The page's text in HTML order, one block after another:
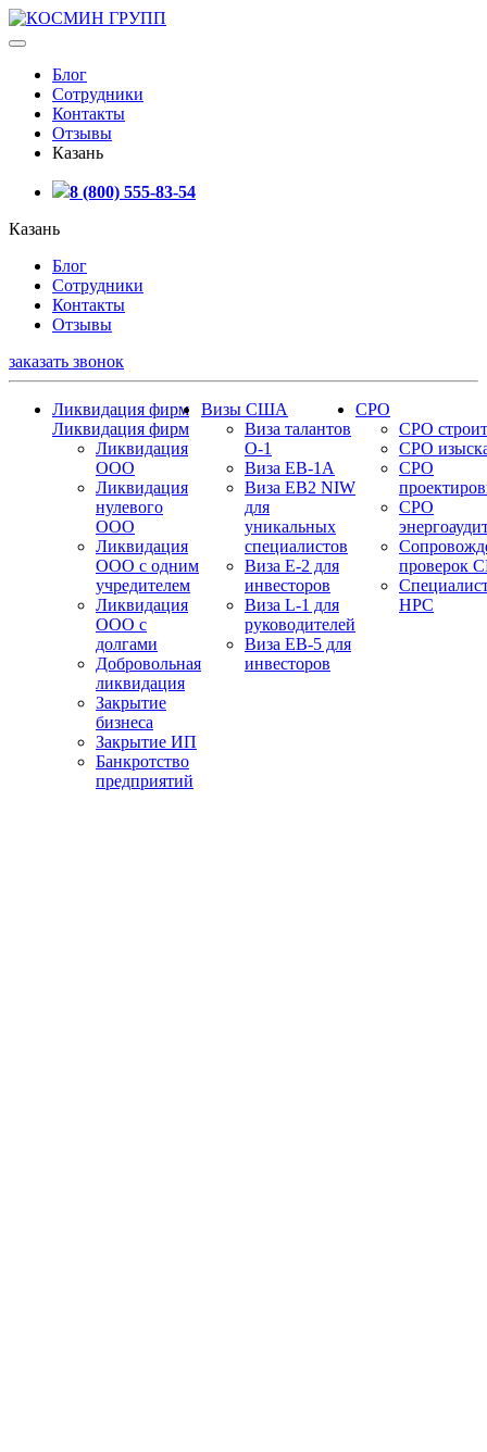
Блог
Сотрудники
Контакты
Отзывы
Казань
8 (800) 555-83-54
Казань
Блог
Сотрудники
Контакты
Отзывы
заказать звонок
Ликвидация фирм
Ликвидация фирм
Ликвидация
ООО
Ликвидация
нулевого
ООО
Ликвидация
ООО с одним
учредителем
Ликвидация
ООО с
долгами
Добровольная
ликвидация
Закрытие
бизнеса
Закрытие ИП
Банкротство
предприятий
Визы США
Виза талантов
О-1
Виза EB-1A
Виза EB2 NIW
для
уникальных
специалистов
Виза E-2 для
инвесторов
Виза L-1 для
руководителей
Виза EB-5 для
инвесторов
СРО
СРО
СРО
СРО
СРО
проверок
НРС